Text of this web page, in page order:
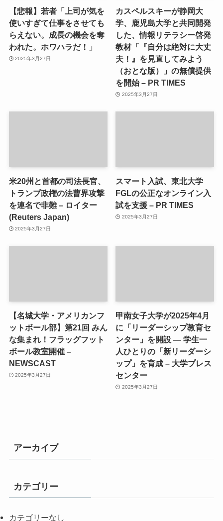
【悲報】若者「上司が気を
使いすぎて仕事をさせても
らえない。成長の機会を奪
われた。ホワハラだ！」
2025年3月27日
カスペルスキーが静岡大
学、鹿児島大学と共同開発
した、情報リテラシー啓発
教材「『自分は絶対に大丈
夫！』を見直してみよう
（おとな版）」の無償提供
を開始 – PR TIMES
2025年3月27日
米20州と首都の司法長官、
トランプ政権の法曹界攻撃
を連名で非難 – ロイター
(Reuters Japan)
2025年3月27日
スマート入試、東北大学
FGLの公正なオンライン入
試を支援 – PR TIMES
2025年3月27日
【名城大学・アメリカンフ
ットボール部】第21回 みん
な集まれ！フラッグフット
ボール教室開催 –
NEWSCAST
2025年3月27日
甲南女子大学が2025年4月
に「リーダーシップ教育セ
ンター」を開設 ― 学生一
人ひとりの「新リーダーシ
ップ」を育成 – 大学プレス
センター
2025年3月27日
アーカイブ
カテゴリー
カテゴリーなし